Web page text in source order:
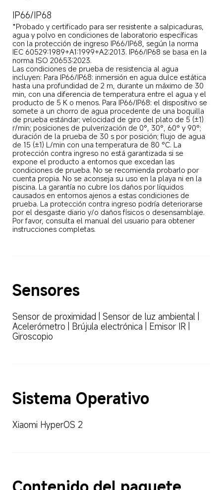
IP66/IP68
*Probado y certificado para ser resistente a salpicaduras,
agua y polvo en condiciones de laboratorio específicas
con la protección de ingreso IP66/IP68, según la norma
IEC 60529:1989+A1:1999+A2:2013. IP66/IP68 se basa en la
norma ISO 20653:2023.
Las condiciones de prueba de resistencia al agua
incluyen: Para IP66/IP68: inmersión en agua dulce estática
hasta una profundidad de 2 m, durante un máximo de 30
min, con una diferencia de temperatura entre el agua y el
producto de 5 K o menos. Para IP66/IP68: el dispositivo se
somete a un chorro de agua procedente de una boquilla
de prueba estándar; velocidad de giro del plato de 5 (±1)
r/min; posiciones de pulverización de 0°, 30°, 60° y 90°;
duración de la prueba de 30 s por posición; flujo de agua
de 15 (±1) L/min con una temperatura de 80 °C. La
protección contra ingreso no está garantizada si se
expone el producto a entornos que excedan las
condiciones de prueba. No se recomienda probarlo por
cuenta propia. No se aconseja su uso en la playa ni en la
piscina. La garantía no cubre los daños por líquidos
causados en entornos ajenos a estas condiciones de
prueba. La protección contra ingreso podría deteriorarse
por el desgaste diario y/o daños físicos o desensamblaje.
Por favor, consulta el manual del usuario para obtener
instrucciones completas.
Sensores
Sensor de proximidad | Sensor de luz ambiental |
Acelerómetro | Brújula electrónica | Emisor IR |
Giroscopio
Sistema Operativo
Xiaomi HyperOS 2